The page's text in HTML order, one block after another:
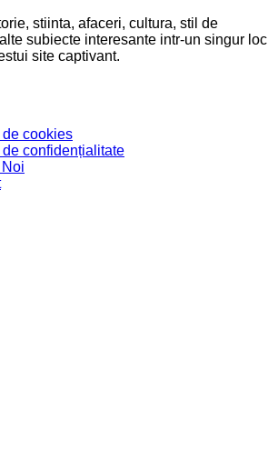
stiinta, afaceri, cultura, stil de
subiecte interesante intr-un singur loc
site captivant.
de cookies
de confidențialitate